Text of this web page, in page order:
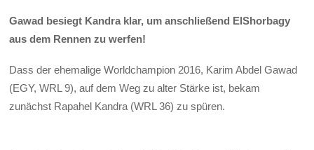
Gawad besiegt Kandra klar, um anschließend ElShorbagy
aus dem Rennen zu werfen!
Dass der ehemalige Worldchampion 2016, Karim Abdel Gawad
(EGY, WRL 9), auf dem Weg zu alter Stärke ist, bekam
zunächst Rapahel Kandra (WRL 36) zu spüren.